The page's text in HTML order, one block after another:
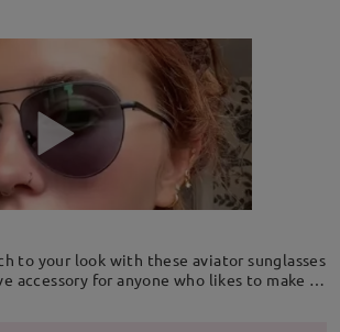
to your look with these aviator sunglasses
accessory for anyone who likes to make a
Our aviators combine classic